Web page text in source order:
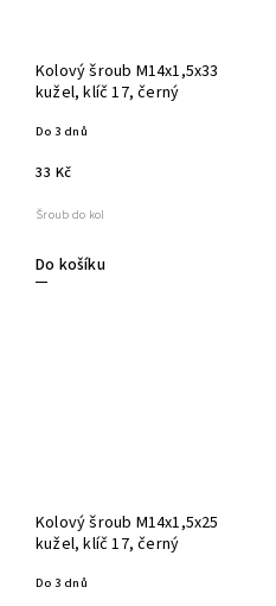
Kolový šroub M14x1,5x33
kužel, klíč 17, černý
Do 3 dnů
33 Kč
Do košíku
Šroub do kol
Kolový šroub M14x1,5x25
kužel, klíč 17, černý
Do 3 dnů